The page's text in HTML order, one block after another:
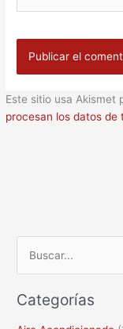
Este sitio usa
procesan los datos de
s
c
Categorías